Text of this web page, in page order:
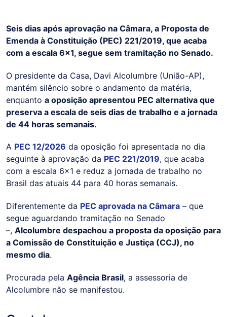
Seis dias após aprovação na Câmara, a Proposta de
Emenda à Constituição (PEC) 221/2019, que acaba
com a escala 6x1, segue sem tramitação no Senado.
O presidente da Casa, Davi Alcolumbre (União-AP),
mantém silêncio sobre o andamento da matéria,
enquanto a oposição apresentou PEC alternativa que
preserva a escala de seis dias de trabalho e a jornada
de 44 horas semanais.
A PEC 12/2026 da oposição foi apresentada no dia
seguinte à aprovação da PEC 221/2019, que acaba
com a escala 6x1 e reduz a jornada de trabalho no
Brasil das atuais 44 para 40 horas semanais.
Diferentemente da PEC aprovada na Câmara – que
segue aguardando tramitação no Senado
–, Alcolumbre despachou a proposta da oposição para
a Comissão de Constituição e Justiça (CCJ), no
mesmo dia.
Procurada pela Agência Brasil, a assessoria de
Alcolumbre não se manifestou.